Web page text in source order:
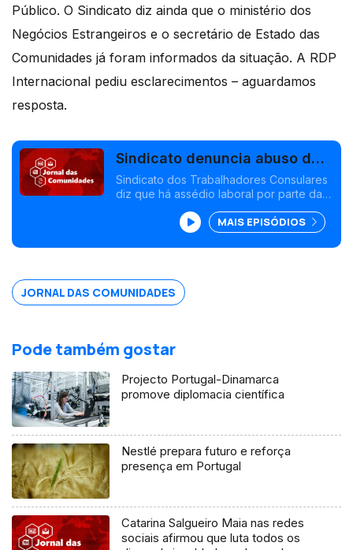
Público. O Sindicato diz ainda que o ministério dos
Negócios Estrangeiros e o secretário de Estado das
Comunidades já foram informados da situação. A RDP
Internacional pediu esclarecimentos – aguardamos
resposta.
Sindicato denuncia abuso de
poder no Consulado de
Genebra
Sindicato dos Trabalhadores Consulares
diz que há assédio laboral por parte da
Suíça. Na Venezuela, Casa-Abrigo aberta
por organização luso-venezuelana.
Edição Isabel Gaspar Dias
MAIS EPISÓDIOS
JORNAL DAS COMUNIDADES
Pode também gostar
Projecto Portugal-Dinamarca
promove diplomacia científica
Nestlé prepara futuro e reforça
presença em Portugal
Catarina Salgueiro Maia nas redes
sociais afirmou que luta todos os